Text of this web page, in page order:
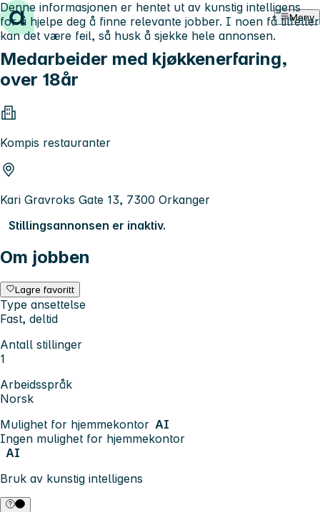
Hopp til innhold Meny
Medarbeider med kjøkkenerfaring,
over 18år
Kompis restauranter
Kari Gravroks Gate 13, 7300 Orkanger
Stillingsannonsen er inaktiv.
Om jobben
Lagre favoritt
Type ansettelse
Fast, deltid
Antall stillinger
1
Arbeidsspråk
Norsk
Mulighet for hjemmekontor AI
Ingen mulighet for hjemmekontor
AI
Bruk av kunstig intelligens
Denne informasjonen er hentet ut av kunstig intelligens
for å hjelpe deg å finne relevante jobber. I noen få tilfeller
kan det være feil, så husk å sjekke hele annonsen.